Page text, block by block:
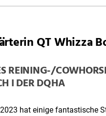
QT Whizza
REINING-/
I DER DQHA
hat einige fantastische